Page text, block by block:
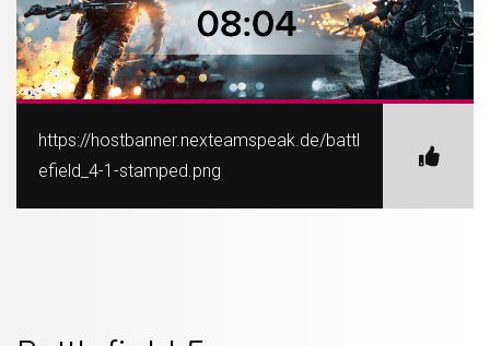
https://hostbanner.nexteamspeak.de/battl
efield_4-1-stamped.png